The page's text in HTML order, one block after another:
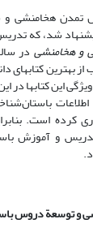
دروس تمدن
شد، که
و هخامنشی
از بهترین
این کتابها در
کرده است.
و آموزش
و توسعة دروس